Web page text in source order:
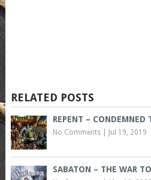
RELATED POSTS
REPENT – CONDEMNED
No Comments| Jul 19, 2019
SABATON – THE WAR